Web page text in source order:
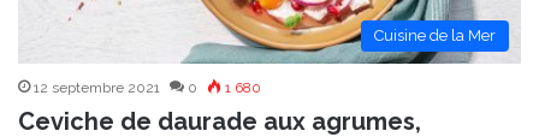
Cuisine de la Mer
12 septembre 2021 0 1 680
Ceviche de daurade aux agrumes,